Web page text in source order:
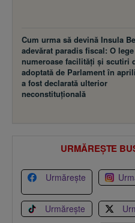
Cum urma să devină Insula
adevărat paradis fiscal: O
numeroase facilităţi şi scutiri
adoptată de Parlament în
a fost declarată ulterior
neconstituţională
URMĂREȘTE
Urmărește
Urmărește